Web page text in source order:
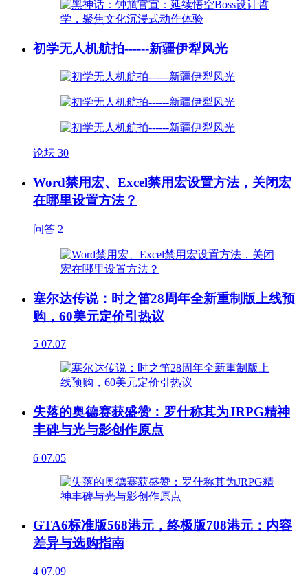
初学无人机航拍------新疆伊犁风光
论坛 30
Word禁用宏、Excel禁用宏设置方法，关闭宏
在哪里设置方法？
问答 2
塞尔达传说：时之笛28周年全新重制版上线预
购，60美元定价引热议
5 07.07
失落的奥德赛获盛赞：罗什称其为JRPG精神
丰碑与光与影创作原点
6 07.05
GTA6标准版568港元，终极版708港元：内容
差异与选购指南
4 07.09